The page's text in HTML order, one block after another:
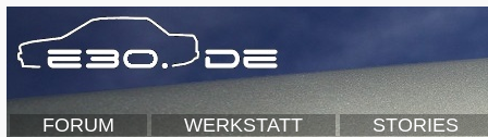
FORUM WERKSTATT STORIES